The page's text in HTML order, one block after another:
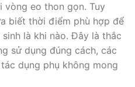
vòng eo thon gọn. Tuy
biết thời điểm phù hợp để
là khi nào. Đây là thắc
sử dụng đúng cách, các
dụng phụ không mong